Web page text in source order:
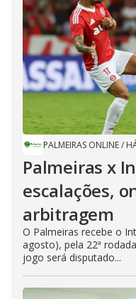
PALMEIRAS ONLINE/
Palmeiras x
escalações,
arbitragem
O Palmeiras recebe o
agosto), pela 22ª
jogo será disputado...